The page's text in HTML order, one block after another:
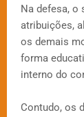
Na defesa, o
atribuições,
os demais
forma
interno do
Contudo, os